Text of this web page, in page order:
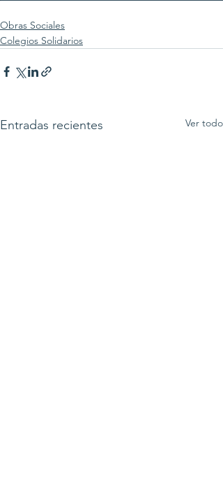
Obras Sociales
Colegios Solidarios
Entradas recientes Ver todo